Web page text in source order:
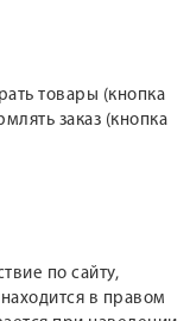
товары (кнопка
заказ (кнопка
по сайту,
в правом